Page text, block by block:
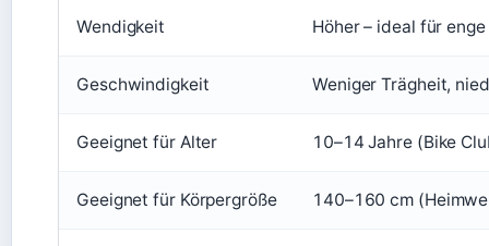
Wendigkeit Höher – ideal für
Geschwindigkeit Weniger Trägheit,
Geeignet für Alter 10–14 Jahre (Bike
Geeignet für Körpergröße 140–160 cm